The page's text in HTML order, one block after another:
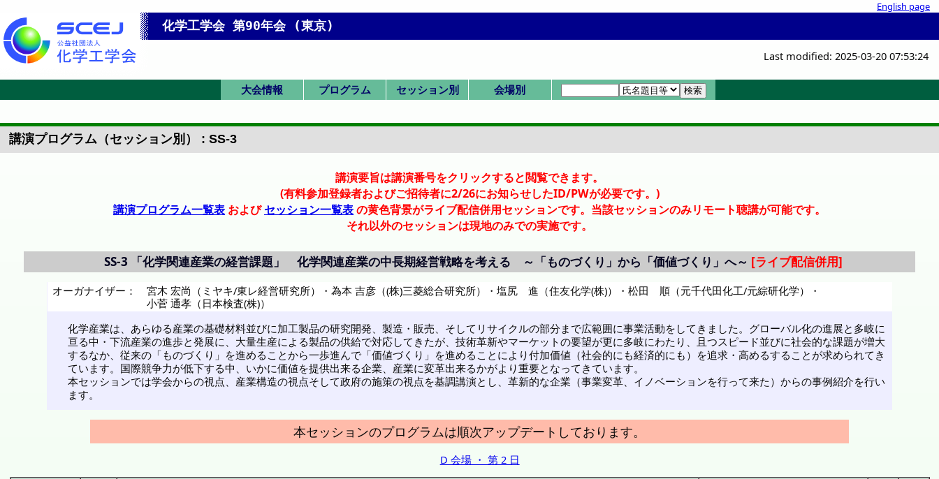
English page
化学工学会 第90年会 (東京)
Last modified: 2025-03-20 07:53:24
大会情報
マップ
プログラム
u
セッション別
特別
ン
本部
会場別
ル
講演プログラム（セッション別） : SS-3
講演要旨は講演番号をクリックすると閲覧できます。
(有料参加登録者およびご招待者に2/26にお知らせしたID/PWが必要です。)
講演プログラム一覧表 およびセッション一覧表の黄色背景がライブ配信併用セッションです。当該セッションのみリモート聴講が可能です。
それ以外のセッションは現地のみでの実施です。
SS-3 「化学関連産業の経営課題」 化学関連産業の中長期経営戦略を考える ～「ものづくり」から「価値づくり」へ～
オーガナイザー： 宮木 宏尚（ミヤキ/東レ経営研究所） ・ 為本 吉彦（(株)三菱総合研究所） ・ 塩尻 進（住友化学(株)） ・ 松田 順（元千代田化工/元綜研化学）
・
小菅 通孝（日本検査(株)）
化学産業は、あらゆる産業の基礎材料並びに加工製品の研究開発、製造・販売、そしてリサイクルの部分まで広範囲に事業活動をしてきました。グローバル化の進展と多岐に
亘る中・下流産業の進歩と発展に、大量生産による製品の供給で対応してきたが、技術革新やマーケットの要望が更に多岐にわたり、且つスピード並びに社会的な課題が増大
するなか、従来の「ものづくり」を進めることから一歩進んで「価値づくり」を進めることにより付加価値（社会的にも経済的にも）を追求・高めるすることが求められてき
ています。国際競争力が低下する中、いかに価値を提供出来る企業、産業に変革出来るかがより重要となってきています。
本セッションでは学会からの視点、産業構造の視点そして政府の施策の視点を基調講演とし、革新的な企業（事業変革、イノベーションを行って来た）からの事例紹介を行い
ます。
本セッションのプログラムは順次アップデートしております。
D 会場 ・ 第 2 日